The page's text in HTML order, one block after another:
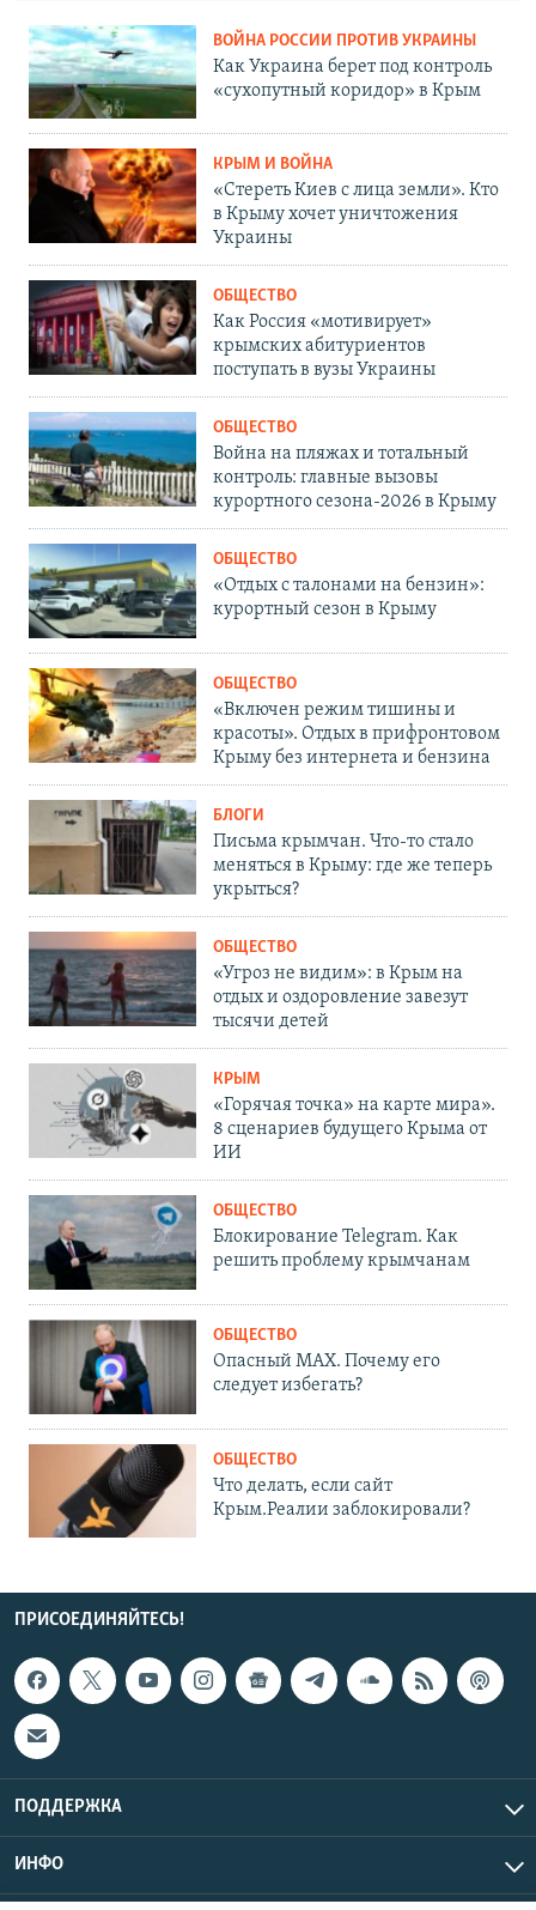
ВОЙНА РОССИИ ПРОТИВ УКРАИНЫ
Как Украина берет под контроль
«сухопутный коридор» в Крым
КРЫМ И ВОЙНА
«Стереть Киев с лица земли». Кто
в Крыму хочет уничтожения
Украины
ОБЩЕСТВО
Как Россия «мотивирует»
крымских абитуриентов
поступать в вузы Украины
ОБЩЕСТВО
Война на пляжах и тотальный
контроль: главные вызовы
курортного сезона-2026 в Крыму
ОБЩЕСТВО
«Отдых с талонами на бензин»:
курортный сезон в Крыму
ОБЩЕСТВО
«Включен режим тишины и
красоты». Отдых в прифронтовом
Крыму без интернета и бензина
БЛОГИ
Письма крымчан. Что-то стало
меняться в Крыму: где же теперь
укрыться?
ОБЩЕСТВО
«Угроз не видим»: в Крым на
отдых и оздоровление завезут
тысячи детей
КРЫМ
«Горячая точка» на карте мира».
8 сценариев будущего Крыма от
ИИ
ОБЩЕСТВО
Блокирование Telegram. Как
решить проблему крымчанам
ОБЩЕСТВО
Опасный MAX. Почему его
следует избегать?
ОБЩЕСТВО
Что делать, если сайт
Крым.Реалии заблокировали?
ПРИСОЕДИНЯЙТЕСЬ!
ПОДДЕРЖКА
ИНФО